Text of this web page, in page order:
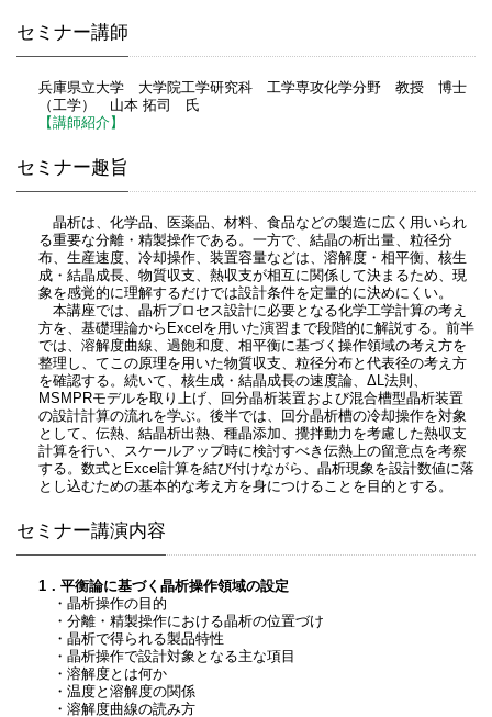
セミナー講師
兵庫県立大学 大学院工学研究科 工学専攻化学分野 教授 博士
（工学） 山本 拓司 氏
【講師紹介】
セミナー趣旨
晶析は、化学品、医薬品、材料、食品などの製造に広く用いられ
る重要な分離・精製操作である。一方で、結晶の析出量、粒径分
布、生産速度、冷却操作、装置容量などは、溶解度・相平衡、核生
成・結晶成長、物質収支、熱収支が相互に関係して決まるため、現
象を感覚的に理解するだけでは設計条件を定量的に決めにくい。
本講座では、晶析プロセス設計に必要となる化学工学計算の考え
方を、基礎理論からExcelを用いた演習まで段階的に解説する。前半
では、溶解度曲線、過飽和度、相平衡に基づく操作領域の考え方を
整理し、てこの原理を用いた物質収支、粒径分布と代表径の考え方
を確認する。続いて、核生成・結晶成長の速度論、ΔL法則、
MSMPRモデルを取り上げ、回分晶析装置および混合槽型晶析装置
の設計計算の流れを学ぶ。後半では、回分晶析槽の冷却操作を対象
として、伝熱、結晶析出熱、種晶添加、攪拌動力を考慮した熱収支
計算を行い、スケールアップ時に検討すべき伝熱上の留意点を考察
する。数式とExcel計算を結び付けながら、晶析現象を設計数値に落
とし込むための基本的な考え方を身につけることを目的とする。
セミナー講演内容
1．平衡論に基づく晶析操作領域の設定
・晶析操作の目的
・分離・精製操作における晶析の位置づけ
・晶析で得られる製品特性
・晶析操作で設計対象となる主な項目
・溶解度とは何か
・温度と溶解度の関係
・溶解度曲線の読み方